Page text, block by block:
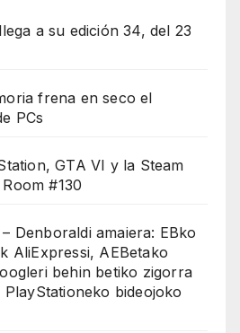
a su edición 34, del 23
frena en seco el
PCs
GTA VI y la Steam
#130
Denboraldi amaiera: EBko
AliExpressi, AEBetako
behin betiko zigorra
bideojoko